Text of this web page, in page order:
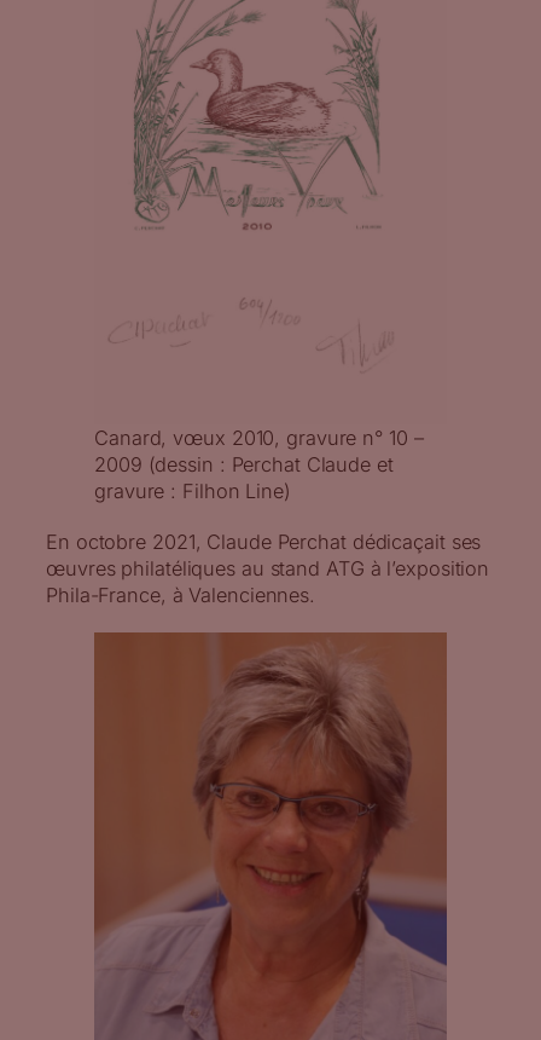
Canard, vœux 2010, gravure n° 10 –
2009 (dessin : Perchat Claude et
gravure : Filhon Line)
En octobre 2021, Claude Perchat dédicaçait ses
œuvres philatéliques au stand ATG à l’exposition
Phila-France, à Valenciennes.